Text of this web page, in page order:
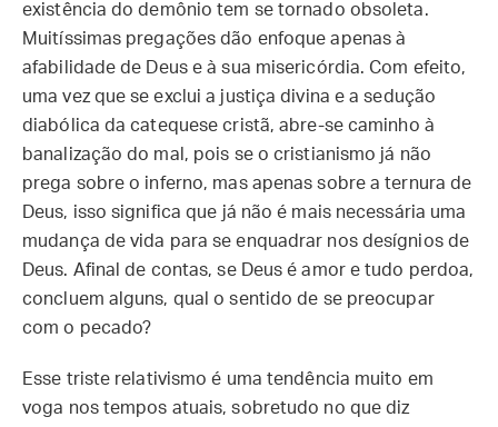
existência do demônio tem se tornado obsoleta.
Muitíssimas pregações dão enfoque apenas à
afabilidade de Deus e à sua misericórdia. Com efeito,
uma vez que se exclui a justiça divina e a sedução
diabólica da catequese cristã, abre-se caminho à
banalização do mal, pois se o cristianismo já não
prega sobre o inferno, mas apenas sobre a ternura de
Deus, isso significa que já não é mais necessária uma
mudança de vida para se enquadrar nos desígnios de
Deus. Afinal de contas, se Deus é amor e tudo perdoa,
concluem alguns, qual o sentido de se preocupar
com o pecado?
Esse triste relativismo é uma tendência muito em
voga nos tempos atuais, sobretudo no que diz